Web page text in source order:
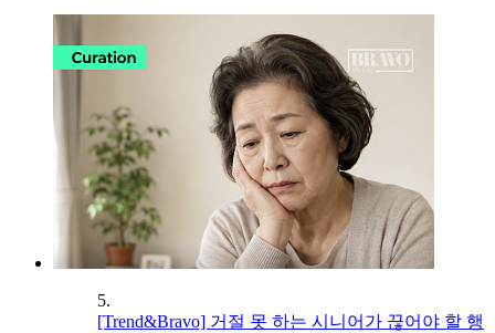
5.
[Trend&Bravo] 거절 못 하는 시니어가 끊어야 할 행